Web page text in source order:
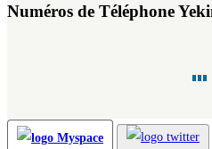
Numéros de Téléphone